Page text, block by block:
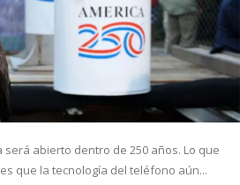
será abierto dentro de 250 años. Lo que
que la tecnología del teléfono aún...